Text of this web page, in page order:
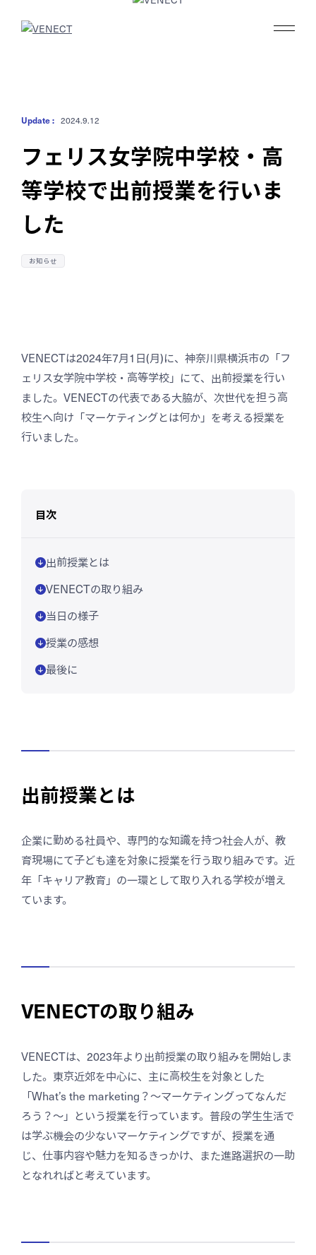
事業内容
実績
ブログ
会社情報
お問い合わせ
資料ダウンロード
Update : 2024.9.12
フェリス女学院中学校・高
等学校で出前授業を行いま
した
お知らせ
VENECTは2024年7月1日(月)に、神奈川県横浜市の「フ
ェリス女学院中学校・高等学校」にて、出前授業を行い
ました。VENECTの代表である大脇が、次世代を担う高
校生へ向け「マーケティングとは何か」を考える授業を
行いました。
目次
出前授業とは
VENECTの取り組み
当日の様子
授業の感想
最後に
出前授業とは
企業に勤める社員や、専門的な知識を持つ社会人が、教
育現場にて子ども達を対象に授業を行う取り組みです。近
年「キャリア教育」の一環として取り入れる学校が増え
ています。
VENECTの取り組み
VENECTは、2023年より出前授業の取り組みを開始しま
した。東京近郊を中心に、主に高校生を対象とした
「What’s the marketing？～マーケティングってなんだ
ろう？～」という授業を行っています。普段の学生生活で
は学ぶ機会の少ないマーケティングですが、授業を通
じ、仕事内容や魅力を知るきっかけ、また進路選択の一助
となれればと考えています。